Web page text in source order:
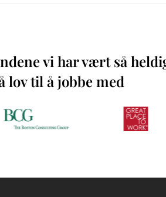
vi har vært så
lov til å jobbe med